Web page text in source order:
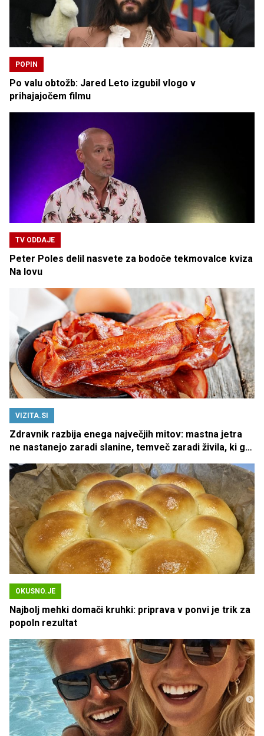
POPIN
Po valu obtožb: Jared Leto izgubil vlogo v
prihajajočem filmu
TV ODDAJE
Peter Poles delil nasvete za bodoče tekmovalce kviza
Na lovu
VIZITA.SI
Zdravnik razbija enega največjih mitov: mastna jetra
ne nastanejo zaradi slanine, temveč zaradi živila, ki ga
OKUSNO.JE
Najbolj mehki domači kruhki: priprava v ponvi je trik za
popoln rezultat